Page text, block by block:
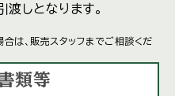
しとなります。
は、販売スタッフまでご相談くだ
類等